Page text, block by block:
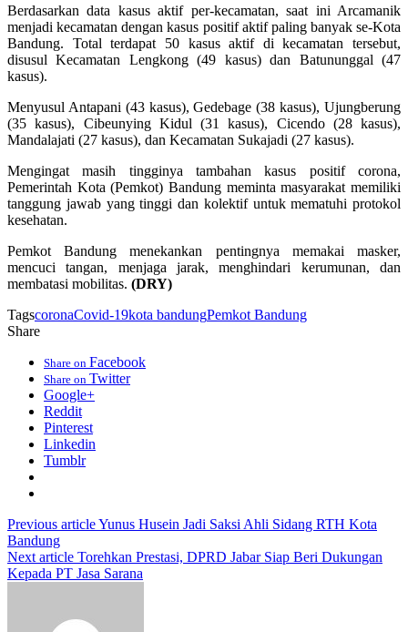
Berdasarkan data kasus aktif per-kecamatan, saat ini Arcamanik
menjadi kecamatan dengan kasus positif aktif paling banyak se-Kota
Bandung. Total terdapat 50 kasus aktif di kecamatan tersebut,
disusul Kecamatan Lengkong (49 kasus) dan Batununggal (47
kasus).
Menyusul Antapani (43 kasus), Gedebage (38 kasus), Ujungberung
(35 kasus), Cibeunying Kidul (31 kasus), Cicendo (28 kasus),
Mandalajati (27 kasus), dan Kecamatan Sukajadi (27 kasus).
Mengingat masih tingginya tambahan kasus positif corona,
Pemerintah Kota (Pemkot) Bandung meminta masyarakat memiliki
tanggung jawab yang tinggi dan kolektif untuk mematuhi protokol
kesehatan.
Pemkot Bandung menekankan pentingnya memakai masker,
mencuci tangan, menjaga jarak, menghindari kerumunan, dan
membatasi mobilitas. (DRY)
TagscoronaCovid-19kota bandungPemkot Bandung
Share
Share on Facebook
Share on Twitter
Google+
Reddit
Pinterest
Linkedin
Tumblr
Previous articleYunus Husein Jadi Saksi Ahli Sidang RTH Kota
Bandung
Next article Torehkan Prestasi, DPRD Jabar Siap Beri Dukungan
Kepada PT Jasa Sarana